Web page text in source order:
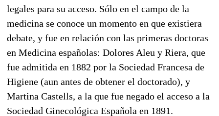
legales para su acceso. Sólo en el campo de la
medicina se conoce un momento en que existiera
debate, y fue en relación con las primeras doctoras
en Medicina españolas: Dolores Aleu y Riera, que
fue admitida en 1882 por la Sociedad Francesa de
Higiene (aun antes de obtener el doctorado), y
Martina Castells, a la que fue negado el acceso a la
Sociedad Ginecológica Española en 1891.